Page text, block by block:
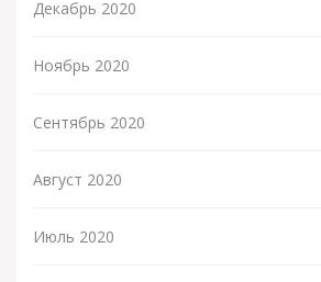
Декабрь 2020
Ноябрь 2020
Сентябрь 2020
Август 2020
Июль 2020